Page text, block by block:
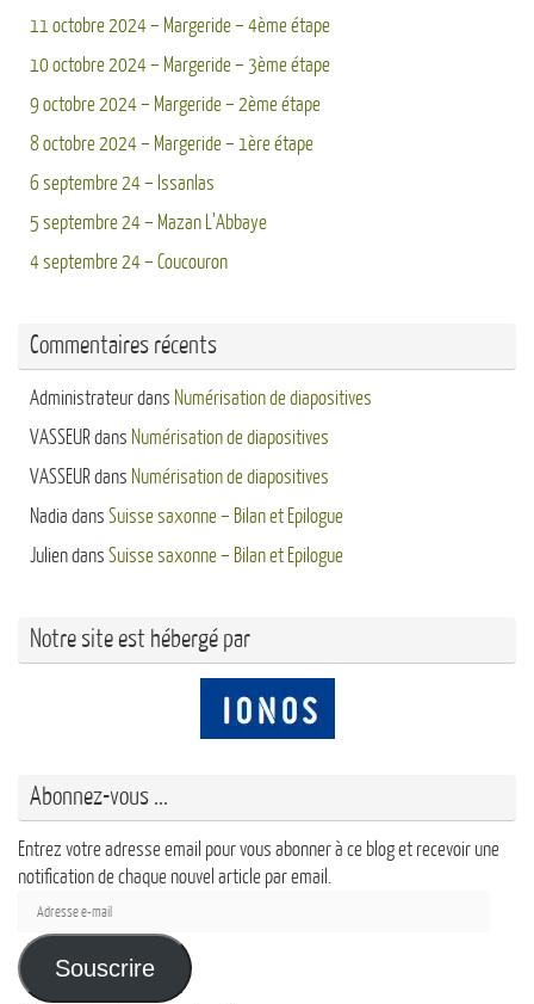
11 octobre 2024 – Margeride – 4ème étape
10 octobre 2024 – Margeride – 3ème étape
9 octobre 2024 – Margeride – 2ème étape
8 octobre 2024 – Margeride – 1ère étape
6 septembre 24 – Issanlas
5 septembre 24 – Mazan L’Abbaye
4 septembre 24 – Coucouron
Commentaires récents
Administrateurdans Numérisation de diapositives
VASSEURdans Numérisation de diapositives
VASSEURdans Numérisation de diapositives
Nadia dans Suisse saxonne – Bilan et Epilogue
Juliendans Suisse saxonne – Bilan et Epilogue
Notre site est hébergé par
Abonnez-vous ...
Entrez votre adresse email pour vous abonner à ce blog et recevoir une
notification de chaque nouvel article par email.
Adresse
mail
Souscrire